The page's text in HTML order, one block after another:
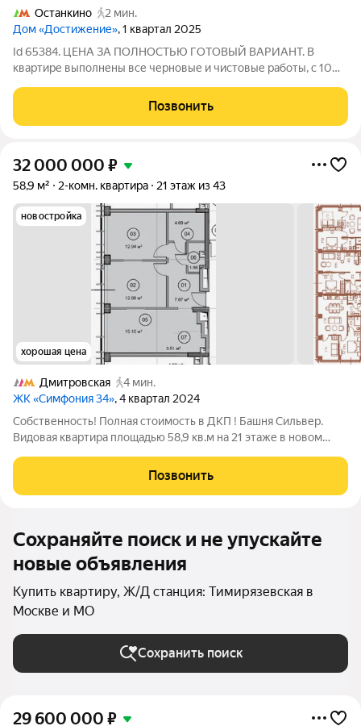
Останкино
2 мин.
Дом «Достижение», 1 квартал 2025
Id 65384. ЦЕНА ЗА ПОЛНОСТЬЮ ГОТОВЫЙ ВАРИАНТ. В
квартире выполнены все черновые и чистовые работы, с 10
ремонтом и видом на лучший двор Москвы в ЖК Достижение
ваш новый уровень жизни. Представьте: Вы
Позвонить
32 000 000 ₽
58,9 м² 2-комн. квартира 21 этаж из 43
новостройка
хорошая цена
Дмитровская
4 мин.
ЖК «Симфония 34», 4 квартал 2024
Собственность! Полная стоимость в ДКП ! Башня Сильвер.
Видовая квартира площадью 58,9 кв.м на 21 этаже в новом
ДОКУМЕНТЫ: - Один собственник - Без обременений -
Материнский капитал не
Позвонить
Сохраняйте поиск и не упускайте
новые объявления
Купить квартиру, Ж/Д станция: Тимирязевская в
Москве и МО
Сохранить поиск
29 600 000 ₽